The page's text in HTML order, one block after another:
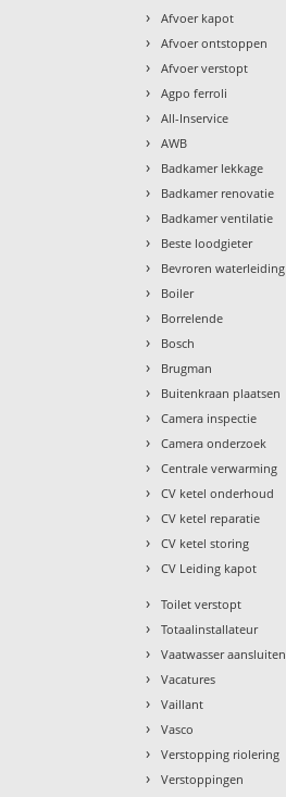
› Afvoer kapot
› Afvoer ontstoppen
› Afvoer verstopt
› Agpo ferroli
› All-Inservice
› AWB
› Badkamer lekkage
› Badkamer renovatie
› Badkamer ventilatie
› Beste loodgieter
› Bevroren waterleiding
› Boiler
› Borrelende
› Bosch
› Brugman
› Buitenkraan plaatsen
› Camera inspectie
› Camera onderzoek
› Centrale verwarming
› CV ketel onderhoud
› CV ketel reparatie
› CV ketel storing
› CV Leiding kapot
› Toilet verstopt
› Totaalinstallateur
› Vaatwasser aansluiten
› Vacatures
› Vaillant
› Vasco
› Verstopping riolering
› Verstoppingen